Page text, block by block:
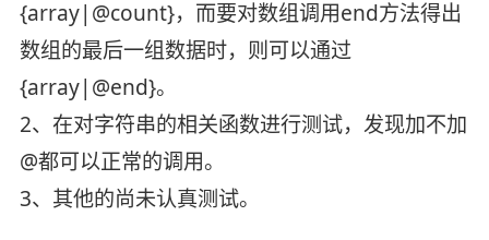
{array|@count}，而要对数组调用end方法得出
数组的最后一组数据时，则可以通过
{array|@end}。
2、在对字符串的相关函数进行测试，发现加不加
@都可以正常的调用。
3、其他的尚未认真测试。